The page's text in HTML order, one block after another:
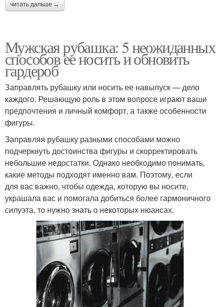
читать дальше →
Мужская рубашка: 5 неожиданных
способов ее носить и обновить
гардероб
Заправлять рубашку или носить ее навыпуск — дело
каждого. Решающую роль в этом вопросе играют ваши
предпочтения и личный комфорт, а также особенности
фигуры.
Заправляя рубашку разными способами можно
подчеркнуть достоинства фигуры и скорректировать
небольшие недостатки. Однако необходимо понимать,
какие методы подходят именно вам. Поэтому, если
для вас важно, чтобы одежда, которую вы носите,
украшала вас и помогала добиться более гармоничного
силуэта, то нужно знать о некоторых нюансах.